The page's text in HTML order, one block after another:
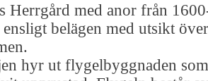
Herrgård med anor från
belägen med utsikt över
hyr ut flygelbyggnaden som